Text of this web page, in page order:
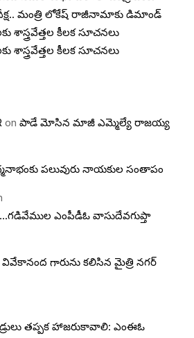
మంత్రి లోకేష్ రాజీనామాకు డిమాండ్
శాస్త్రవేత్తల కీలక సూచనలు
శాస్త్రవేత్తల కీలక సూచనలు
onపాడే మోసిన మాజీ ఎమ్మెల్యే రాజయ్య
పలువురు నాయకుల సంతాపం
ఎంపీడీఓ వాసుదేవగుప్తా
వివేకానంద గారును కలిసిన మైత్రి నగర్
తప్పక హాజరుకావాలి: ఎంఈఓ